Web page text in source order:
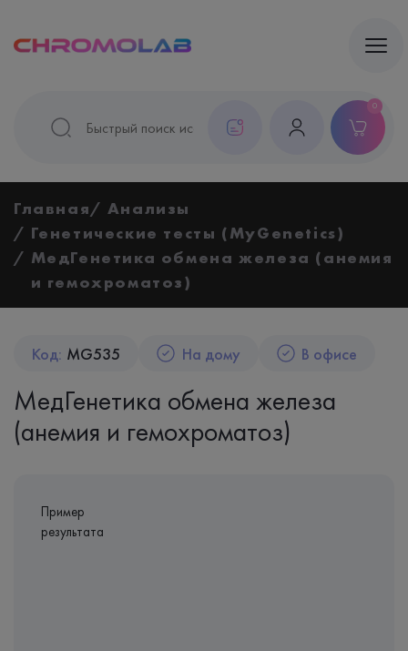
0
Главная
Анализы
Генетические тесты (MyGenetics)
МедГенетика обмена железа (анемия
и гемохроматоз)
Код: MG535 На дому В офисе
МедГенетика обмена железа
(анемия и гемохроматоз)
Пример
результата